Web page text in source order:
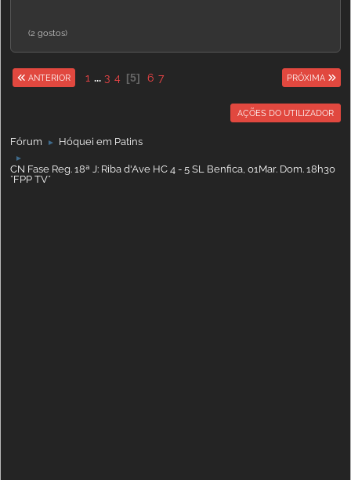
(2 gostos)
ANTERIOR 1 ... 3 4 5 6 7 PRÓXIMA
AÇÕES DO UTILIZADOR
Fórum ► Hóquei em Patins
►
CN Fase Reg. 18ª J: Riba d'Ave HC 4 - 5 SL Benfica, 01Mar. Dom. 18h30
*FPP TV*